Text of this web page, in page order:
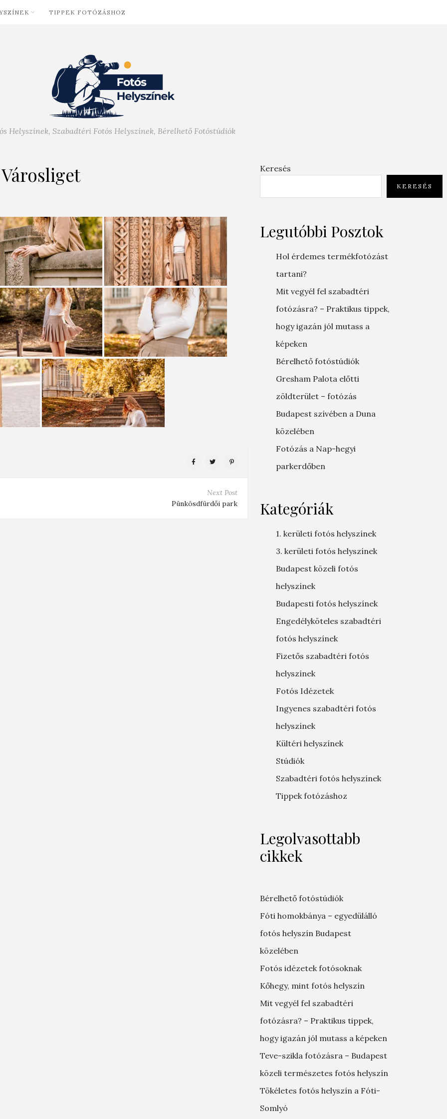
TIPPEK FOTÓZÁSHOZ
Helyszínek, Szabadtéri Fotós Helyszínek, Bérelhető Fotóstúdiók
Városliget
Next Post
Pünkösdfürdői park
Keresés
KERESÉS
Legutóbbi Posztok
Hol érdemes termékfotózást
tartani?
Mit vegyél fel szabadtéri
fotózásra? – Praktikus tippek,
hogy igazán jól mutass a
képeken
Bérelhető fotóstúdiók
Gresham Palota előtti
zöldterület – fotózás
Budapest szívében a Duna
közelében
Fotózás a Nap-hegyi
parkerdőben
Kategóriák
1. kerületi fotós helyszínek
3. kerületi fotós helyszínek
Budapest közeli fotós
helyszínek
Budapesti fotós helyszínek
Engedélyköteles szabadtéri
fotós helyszínek
Fizetős szabadtéri fotós
helyszínek
Fotós Idézetek
Ingyenes szabadtéri fotós
helyszínek
Kültéri helyszínek
Stúdiók
Szabadtéri fotós helyszínek
Tippek fotózáshoz
Legolvasottabb
cikkek
Bérelhető fotóstúdiók
Fóti homokbánya – egyedülálló
fotós helyszín Budapest
közelében
Fotós idézetek fotósoknak
Kőhegy, mint fotós helyszín
Mit vegyél fel szabadtéri
fotózásra? – Praktikus tippek,
hogy igazán jól mutass a képeken
Teve-szikla fotózásra – Budapest
közeli természetes fotós helyszín
Tökéletes fotós helyszín a Fóti-
Somlyó